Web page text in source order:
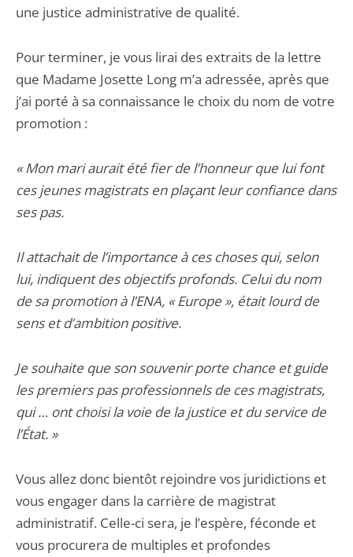
une justice administrative de qualité.
Pour terminer, je vous lirai des extraits de la lettre
que Madame Josette Long m’a adressée, après que
j’ai porté à sa connaissance le choix du nom de votre
promotion :
«Mon mari aurait été fier de l’honneur que lui font
ces jeunes magistrats en plaçant leur confiance dans
ses pas.
Il attachait de l’importance à ces choses qui, selon
lui, indiquent des objectifs profonds. Celui du nom
de sa promotion à l’ENA, « Europe », était lourd de
sens et d’ambition positive.
Je souhaite que son souvenir porte chance et guide
les premiers pas professionnels de ces magistrats,
qui … ont choisi la voie de la justice et du service de
l’État. »
Vous allez donc bientôt rejoindre vos juridictions et
vous engager dans la carrière de magistrat
administratif. Celle-ci sera, je l’espère, féconde et
vous procurera de multiples et profondes